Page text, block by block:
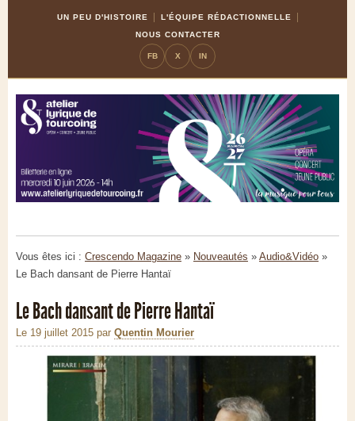
UN PEU D'HISTOIRE
L'ÉQUIPE RÉDACTIONNELLE
NOUS CONTACTER
FB X IN
Vous êtes ici : Crescendo Magazine » Nouveautés » Audio&Vidéo »
Le Bach dansant de Pierre Hantaï
Le Bach dansant de Pierre Hantaï
Le 19 juillet 2015 par Quentin Mourier